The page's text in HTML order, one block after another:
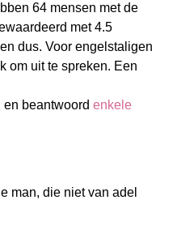
64 mensen met de
met 4.5
dus. Voor engelstaligen
om uit te spreken. Een
en beantwoord enkele
man, die niet van adel